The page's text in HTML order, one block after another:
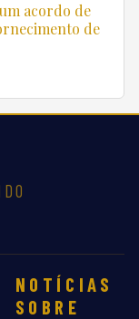
acordo de
de
NOTÍCIAS
SOBRE